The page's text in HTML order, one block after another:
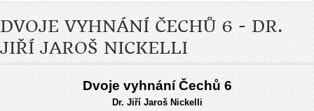
DVOJE VYHNÁNÍ ČECHŮ 6 - DR.
JIŘÍ JAROŠ NICKELLI
Dvoje vyhnání Čechů 6
Dr. Jiří Jaroš Nickelli